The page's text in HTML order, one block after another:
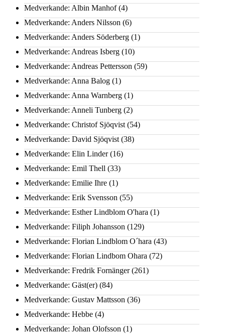
Medverkande: Albin Manhof(4)
Medverkande: Anders Nilsson (6)
Medverkande: Anders Söderberg (1)
Medverkande: Andreas Isberg (10)
Medverkande: Andreas Pettersson (59)
Medverkande: Anna Balog (1)
Medverkande: Anna Warnberg (1)
Medverkande: Anneli Tunberg (2)
Medverkande: Christof Sjöqvist (54)
Medverkande: David Sjöqvist (38)
Medverkande: Elin Linder(16)
Medverkande: Emil Thell (33)
Medverkande: Emilie Ihre (1)
Medverkande: Erik Svensson (55)
Medverkande: Esther Lindblom O'hara (1)
Medverkande: Filiph Johansson (129)
Medverkande: Florian Lindblom O´hara (43)
Medverkande: Florian Lindbom Ohara (72)
Medverkande: Fredrik Fornänger(261)
Medverkande: Gäst(er) (84)
Medverkande: Gustav Mattsson (36)
Medverkande: Hebbe (4)
Medverkande: Johan Olofsson (1)